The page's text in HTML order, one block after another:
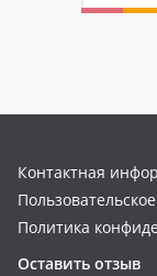
Контактная
Политика
Оставить отзыв